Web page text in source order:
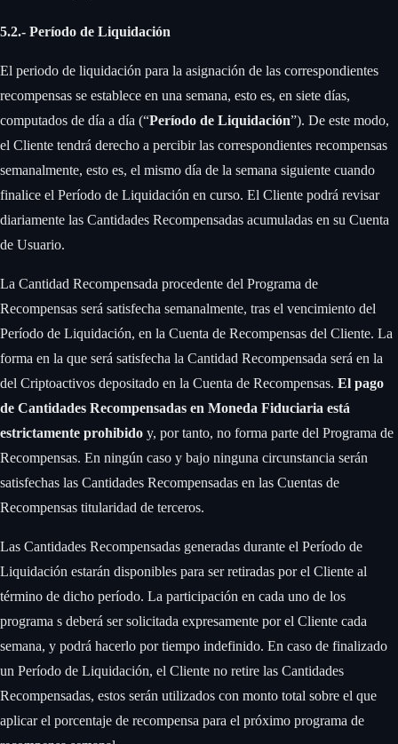
5.2.- Período de Liquidación
El periodo de liquidación para la asignación de las correspondientes
recompensas se establece en una semana, esto es, en siete días,
computados de día a día (“Período de Liquidación”). De este modo,
el Cliente tendrá derecho a percibir las correspondientes recompensas
semanalmente, esto es, el mismo día de la semana siguiente cuando
finalice el Período de Liquidación en curso. El Cliente podrá revisar
diariamente las Cantidades Recompensadas acumuladas en su Cuenta
de Usuario. ‍
La Cantidad Recompensada procedente del Programa de
Recompensas será satisfecha semanalmente, tras el vencimiento del
Período de Liquidación, en la Cuenta de Recompensas del Cliente. La
forma en la que será satisfecha la Cantidad Recompensada será en la
del Criptoactivos depositado en la Cuenta de Recompensas. El pago
de Cantidades Recompensadas en Moneda Fiduciaria está
estrictamente prohibido y, por tanto, no forma parte del Programa de
Recompensas. En ningún caso y bajo ninguna circunstancia serán
satisfechas las Cantidades Recompensadas en las Cuentas de
Recompensas titularidad de terceros. ‍
Las Cantidades Recompensadas generadas durante el Período de
Liquidación estarán disponibles para ser retiradas por el Cliente al
término de dicho período. La participación en cada uno de los
programa s deberá ser solicitada expresamente por el Cliente cada
semana, y podrá hacerlo por tiempo indefinido. En caso de finalizado
un Período de Liquidación, el Cliente no retire las Cantidades
Recompensadas, estos serán utilizados con monto total sobre el que
aplicar el porcentaje de recompensa para el próximo programa de